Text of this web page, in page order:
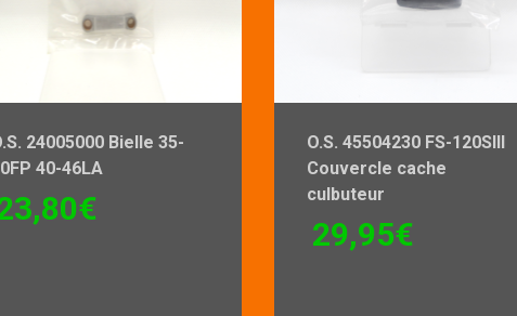
24005000 Bielle 35-
40-46LA
€
O.S. 45504230 FS-120Slll
Couvercle cache
culbuteur
29,95€